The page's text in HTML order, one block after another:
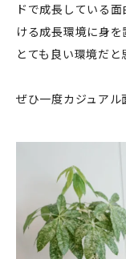
ドで成長している
ける成長環境に身
とても良い環境だと
ぜひ一度カジュアル